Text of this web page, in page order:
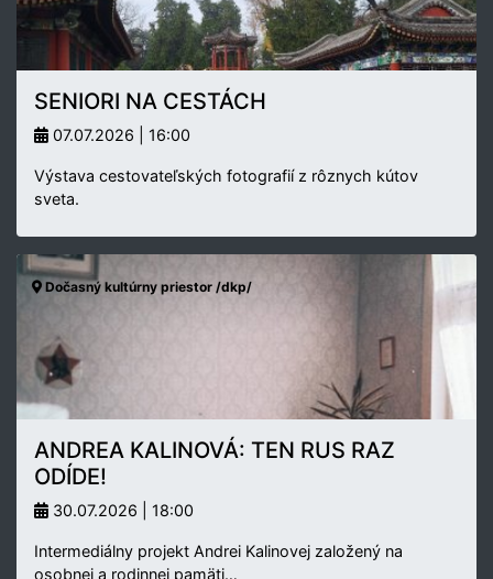
SENIORI NA CESTÁCH
07.07.2026 | 16:00
Výstava cestovateľských fotografií z rôznych kútov
sveta.
Dočasný kultúrny priestor /dkp/
ANDREA KALINOVÁ: TEN RUS RAZ
ODÍDE!
30.07.2026 | 18:00
Intermediálny projekt Andrei Kalinovej založený na
osobnej a rodinnej pamäti…